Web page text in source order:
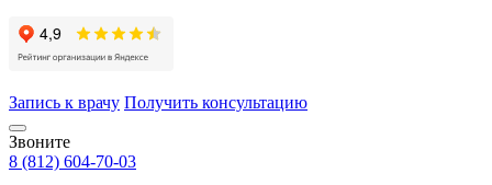
Запись к врачу Получить консультацию
Звоните
8 (812) 604-70-03